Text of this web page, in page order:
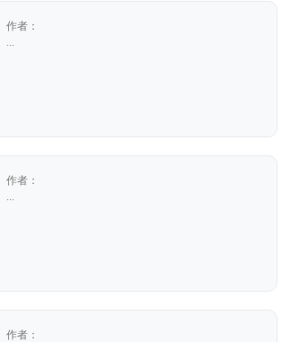
作者：
作者：
作者：